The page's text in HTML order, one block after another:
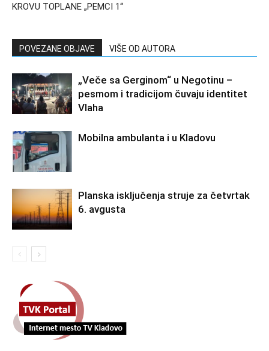
KROVU TOPLANE „PEMCI 1“
POVEZANE OBJAVE VIŠE OD AUTORA
„Veče sa Gerginom“ u Negotinu –
pesmom i tradicijom čuvaju identitet
Vlaha
Mobilna ambulanta i u Kladovu
Planska isključenja struje za četvrtak
6. avgusta